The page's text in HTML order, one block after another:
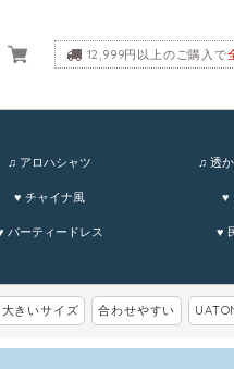
12,999円以上のご購入で
♫ アロハシャツ ♫ 透
♥ チャイナ風 ♥
パーティードレス ♥
大きいサイズ 合わせやすい